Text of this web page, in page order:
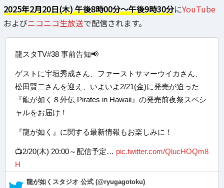
2025年2月20日(木) 午後8時00分～午後9時30分にYouTube
およびニコニコ生放送で配信されます。
龍スタTV#38 事前告知📢
ゲストに宇垣秀成さん、ファーストサマーウイカさん、
松田賢二さんを迎え、いよいよ2/21(金)に発売が迫った
『龍が如く８外伝 Pirates in Hawaii』の発売前夜祭スペシ
ャルをお届け！
『龍が如く』に関する最新情報もお楽しみに！
📺2/20(木) 20:00～配信予定… pic.twitter.com/QlucHOQm8
H
— 龍が如くスタジオ 公式 (@ryugagotoku)